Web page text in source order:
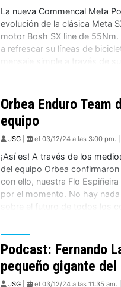
La nueva Commencal Meta
evolución de la clásica Meta
motor Bosh SX line de
a refrescar su líneas de
mensaje simple a través de
Orbea Enduro Team
equipo
JSG el 03/12/24 a las 3:00 pm. |
¡Así es! A través de los
del equipo Orbea
con ello, nuestra Flo
por el momento. No hay
sobre el futuro de todos los
Podcast: Fernando
pequeño gigante
JSG el 03/12/24 a las 11:35 am. |